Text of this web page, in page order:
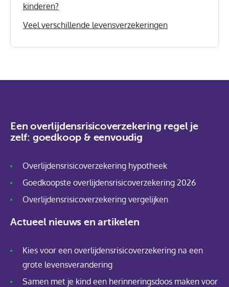
kinderen?
Veel verschillende levensverzekeringen
Een overlijdensrisicoverzekering regel je
zelf: goedkoop & eenvoudig
Overlijdensrisicoverzekering hypotheek
Goedkoopste overlijdensrisicoverzekering 2026
Overlijdensrisicoverzekering vergelijken
Actueel nieuws en artikelen
Kies voor een overlijdensrisicoverzekering na een
grote levensverandering
Samen met je kind een herinneringsdoos maken voor